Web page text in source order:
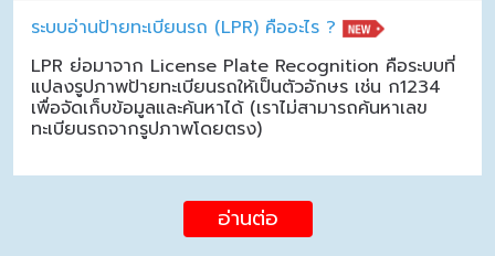
ระบบอ่านป้ายทะเบียนรถ (LPR) คืออะไร ?
LPR ย่อมาจาก License Plate Recognition คือระบบที่
แปลงรูปภาพป้ายทะเบียนรถให้เป็นตัวอักษร เช่น ก1234
เพื่อจัดเก็บข้อมูลและค้นหาได้ (เราไม่สามารถค้นหาเลข
ทะเบียนรถจากรูปภาพโดยตรง)
อ่านต่อ